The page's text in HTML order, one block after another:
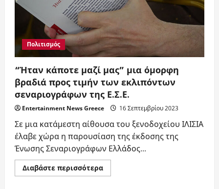
από
τις
γυναικοκτονίες
Πολιτισμός
“Ήταν κάποτε μαζί μας” μια όμορφη
βραδιά προς τιμήν των εκλιπόντων
σεναριογράφων της Ε.Σ.Ε.
Entertainment News Greece 16 Σεπτεμβρίου 2023
Σε μια κατάμεστη αίθουσα του ξενοδοχείου ΙΛΙΣΙΑ
έλαβε χώρα η παρουσίαση της έκδοσης της
Ένωσης Σεναριογράφων Ελλάδος...
Διαβάστε περισσότεραRead
more